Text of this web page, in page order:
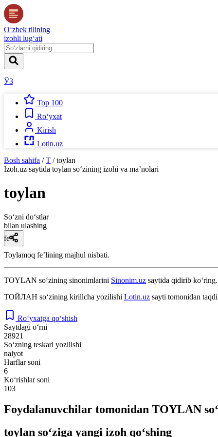
O‘zbek tilining
izohli lug‘ati
ЎЗ
Top 100
Ro‘yxat
Kirish
Lotin.uz
Bosh sahifa / T / toylan
Izoh.uz saytida toylan so‘zining izohi va ma’nolari
toylan
So‘zni do‘stlar
bilan ulashing
fe’l
Toylamoq feʼlining majhul nisbati.
TOYLAN so‘zining sinonimlarini Sinonim.uz saytida qidirib ko‘ring.
ТОЙЛАН so‘zining kirillcha yozilishi Lotin.uz sayti tomonidan
Ro‘yxatga qo‘shish
Saytdagi o‘rni
28921
So‘zning teskari yozilishi
nalyot
Harflar soni
6
Ko‘rishlar soni
103
Foydalanuvchilar tomonidan TOYLAN
toylan so‘ziga yangi izoh qo‘shing